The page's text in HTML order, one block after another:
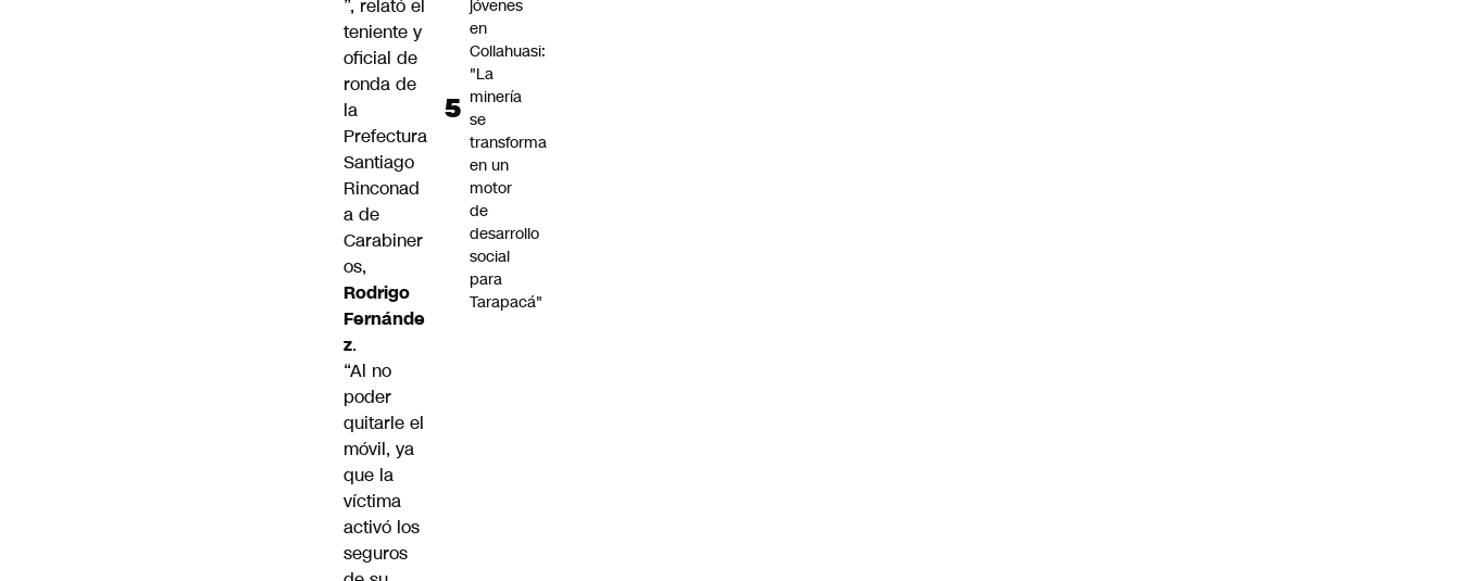
”, relató el
teniente y
oficial de
ronda de
la
Prefectura
Santiago
Rinconad
a de
Carabiner
os,
Rodrigo
Fernánde
z.
“Al no
poder
quitarle el
móvil, ya
que la
víctima
activó los
seguros
jóvenes
en
Collahuasi:
"La
minería
se
transforma
en un
motor
de
desarrollo
social
para
Tarapacá"